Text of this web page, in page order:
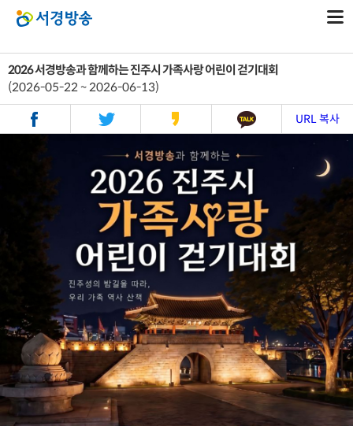
2026 서경방송과 함께하는 진주시 가족사랑 어린이 걷기대회
(2026-05-22 ~ 2026-06-13)
URL 복사